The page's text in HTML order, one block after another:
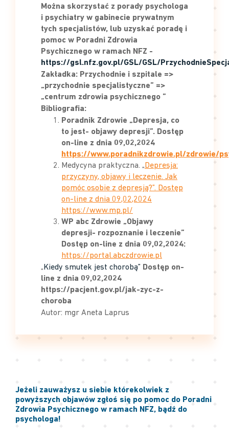
Można skorzystać z porady psychologa
i psychiatry w gabinecie prywatnym
tych specjalistów, lub uzyskać poradę i
pomoc w Poradni Zdrowia
Psychicznego w ramach NFZ -
https://gsl.nfz.gov.pl/GSL/GSL/
Zakładka: Przychodnie i szpitale =>
„przychodnie specjalistyczne” =>
„centrum zdrowia psychicznego ”
Bibliografia:
Poradnik Zdrowie „Depresja, co
to jest- objawy depresji”. Dostęp
on-line z dnia 09,02,2024
https://www.poradnikzdrowie.pl/zdrowie/
Medycyna praktyczna. „ Depresja:
przyczyny, objawy i leczenie. Jak
pomóc osobie z depresją?”. Dostęp
on-line z dnia 09,02,2024
https://www.mp.pl/
WP abc Zdrowie „Objawy
depresji- rozpoznanie i leczenie”
Dostęp on-line z dnia 09,02,2024:
https://portal.abczdrowie.pl
„ Kiedy smutek jest chorobą” Dostęp on-
line z dnia 09,02,2024
https://pacjent.gov.pl/jak-zyc-z-
choroba
Autor: mgr Aneta Laprus
Jeżeli zauważysz u siebie którekolwiek z
powyższych objawów zgłoś się po pomoc do Poradni
Zdrowia Psychicznego w ramach NFZ, bądź do
psychologa!